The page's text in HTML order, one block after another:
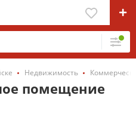
Недвижимость
помещение